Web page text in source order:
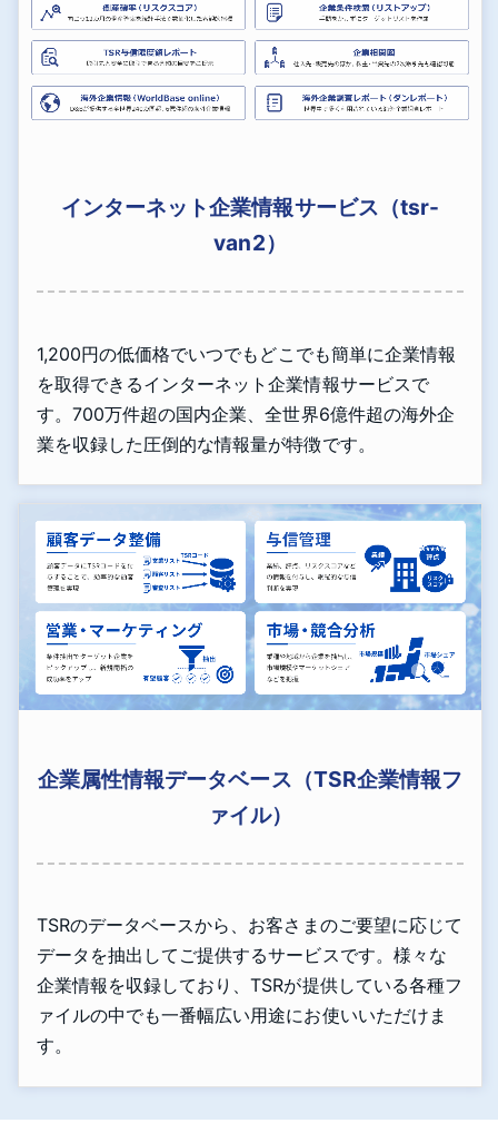
インターネット企業情報サービス（tsr-
van2）
1,200円の低価格でいつでもどこでも簡単に企業情報
を取得できるインターネット企業情報サービスで
す。700万件超の国内企業、全世界6億件超の海外企
業を収録した圧倒的な情報量が特徴です。
企業属性情報データベース（TSR企業情報フ
ァイル）
TSRのデータベースから、お客さまのご要望に応じて
データを抽出してご提供するサービスです。様々な
企業情報を収録しており、TSRが提供している各種フ
ァイルの中でも一番幅広い用途にお使いいただけま
す。